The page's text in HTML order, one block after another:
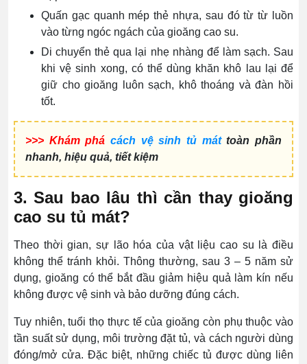
Quấn gạc quanh mép thẻ nhựa, sau đó từ từ luồn
vào từng ngóc ngách của gioăng cao su.
Di chuyển thẻ qua lại nhẹ nhàng để làm sạch. Sau
khi vệ sinh xong, có thể dùng khăn khô lau lại để
giữ cho gioăng luôn sạch, khô thoáng và đàn hồi
tốt.
>>> Khám phá cách vệ sinh tủ máttoàn phần
nhanh, hiệu quả, tiết kiệm
3. Sau bao lâu thì cần thay gioăng
cao su tủ mát?
Theo thời gian, sự lão hóa của vật liệu cao su là điều
không thể tránh khỏi. Thông thường, sau 3 – 5 năm sử
dụng, gioăng có thể bắt đầu giảm hiệu quả làm kín nếu
không được vệ sinh và bảo dưỡng đúng cách.
Tuy nhiên, tuổi thọ thực tế của gioăng còn phụ thuộc vào
tần suất sử dụng, môi trường đặt tủ, và cách người dùng
đóng/mở cửa. Đặc biệt, những chiếc tủ được dùng liên